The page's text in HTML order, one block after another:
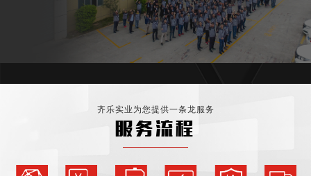
齐乐实业为您提供一条龙服务
服务流程